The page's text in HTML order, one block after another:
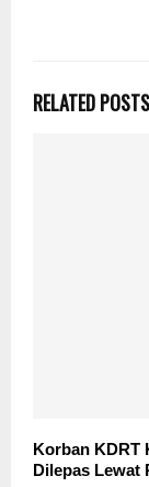
RELATED POSTS
Korban KDRT
Dilepas Lewat